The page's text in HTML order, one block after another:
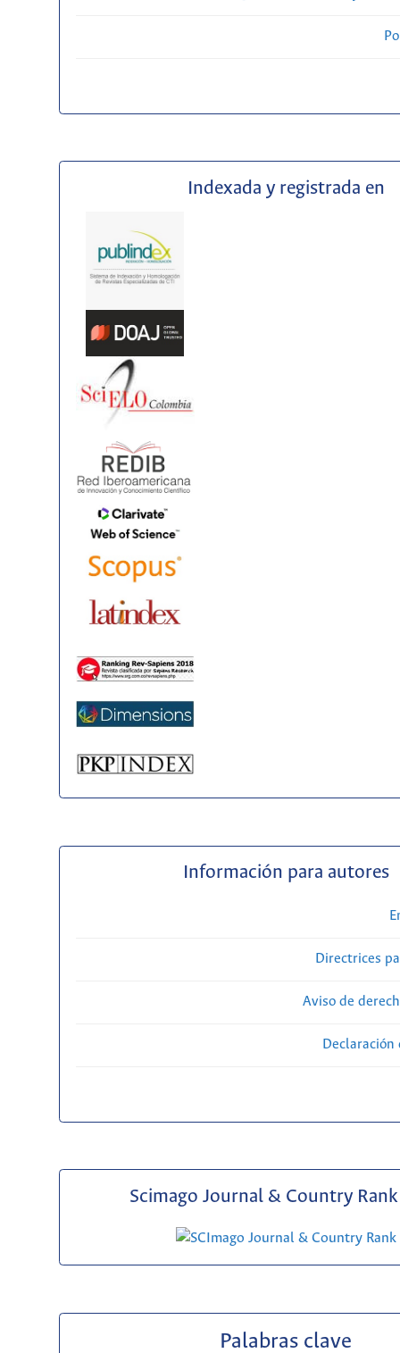
Indexada y registrada en
Información para autores
Directrices
Aviso de
Scimago Journal & Country Rank
Palabras clave